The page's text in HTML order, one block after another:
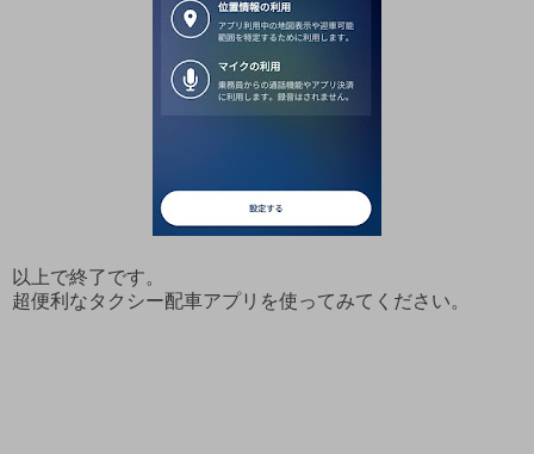
以上で終了です。
超便利なタクシー配車アプリを使ってみてください。